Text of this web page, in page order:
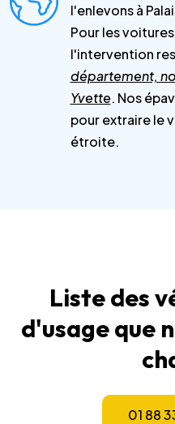
l'enlevons à
Pour les
l'intervention
département,
Yvette. Nos
pour extraire le
étroite.
Liste des
d'usage que
01 88